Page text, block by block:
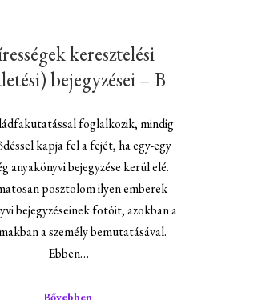
keresztelési
bejegyzései – B
foglalkozik, mindig
kapja fel a fejét, ha egy-egy
anyakönyvi bejegyzése kerül elé.
posztolom ilyen emberek
bejegyzéseinek fotóit, azokban a
a személy bemutatásával.
Ebben…
Bővebben